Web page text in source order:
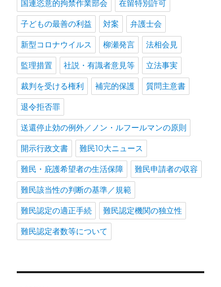
国連恣意的拘禁作業部会 在留特別許可
子どもの最善の利益 対案 弁護士会
新型コロナウイルス 柳瀬発言 法相会見
監理措置 社説・有識者意見等 立法事実
裁判を受ける権利 補完的保護 質問主意書
退令拒否罪
送還停止効の例外／ノン・ルフールマンの原則
開示行政文書 難民10大ニュース
難民・庇護希望者の生活保障 難民申請者の収容
難民該当性の判断の基準／規範
難民認定の適正手続 難民認定機関の独立性
難民認定者数等について